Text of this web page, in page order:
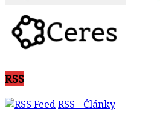
RSS
RSS - Články